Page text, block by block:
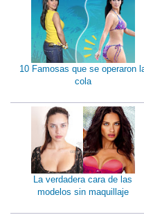
10 Famosas que se operaron
cola
La verdadera cara de las
modelos sin maquillaje